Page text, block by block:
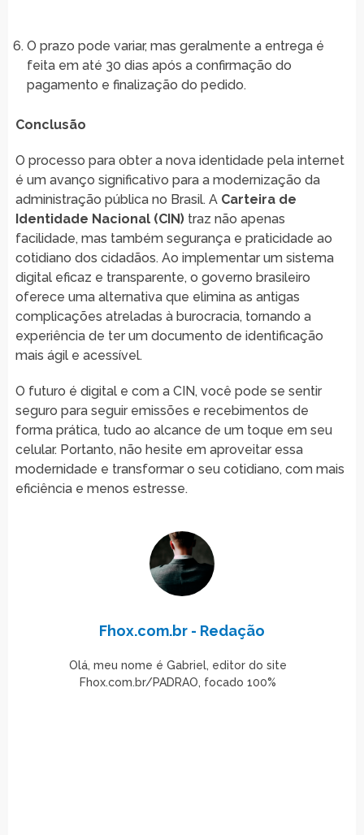
O prazo pode variar, mas geralmente a entrega é
feita em até 30 dias após a confirmação do
pagamento e finalização do pedido.
Conclusão
O processo para obter a nova identidade pela internet
é um avanço significativo para a modernização da
administração pública no Brasil. A Carteira de
Identidade Nacional (CIN)traz não apenas
facilidade, mas também segurança e praticidade ao
cotidiano dos cidadãos. Ao implementar um sistema
digital eficaz e transparente, o governo brasileiro
oferece uma alternativa que elimina as antigas
complicações atreladas à burocracia, tornando a
experiência de ter um documento de identificação
mais ágil e acessível.
O futuro é digital e com a CIN, você pode se sentir
seguro para seguir emissões e recebimentos de
forma prática, tudo ao alcance de um toque em seu
celular. Portanto, não hesite em aproveitar essa
modernidade e transformar o seu cotidiano, com mais
eficiência e menos estresse.
Fhox.com.br - Redação
Olá, meu nome é Gabriel, editor do site
Fhox.com.br/PADRAO, focado 100%